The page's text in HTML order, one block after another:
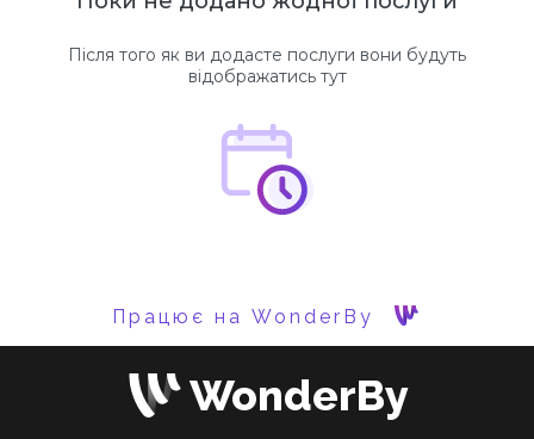
Після того як ви додасте послуги вони будуть
відображатись тут
Працює на WonderBy
WonderBy